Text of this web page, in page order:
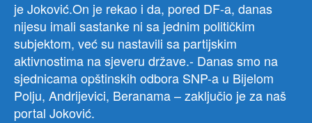
je Joković.On je rekao i da, pored DF-a, danas
nijesu imali sastanke ni sa jednim političkim
subjektom, već su nastavili sa partijskim
aktivnostima na sjeveru države.- Danas smo na
sjednicama opštinskih odbora SNP-a u Bijelom
Polju, Andrijevici, Beranama – zaključio je za naš
portal Joković.